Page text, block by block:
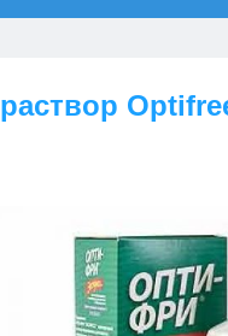
раствор